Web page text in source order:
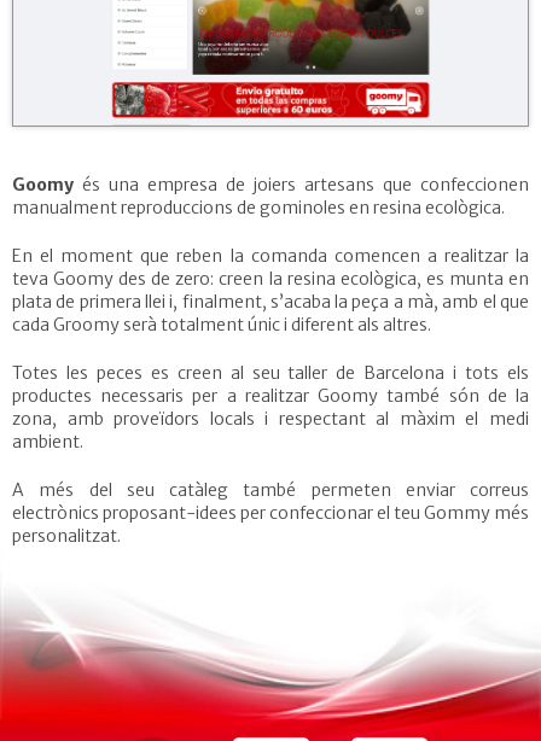
Goomy és una empresa de joiers artesans que confeccionen
manualment reproduccions de gominoles en resina ecològica.
En el moment que reben la comanda comencen a realitzar la
teva Goomy des de zero: creen la resina ecològica, es munta en
plata de primera llei i, finalment, s’acaba la peça a mà, amb el que
cada Groomy serà totalment únic i diferent als altres.
Totes les peces es creen al seu taller de Barcelona i tots els
productes necessaris per a realitzar Goomy també són de la
zona, amb proveïdors locals i respectant al màxim el medi
ambient.
A més del seu catàleg també permeten enviar correus
electrònics proposant-idees per confeccionar el teu Gommy més
personalitzat.